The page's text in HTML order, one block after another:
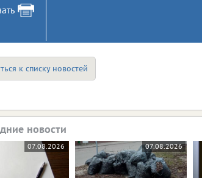
к списку новостей
новости
07.08.2026 07.08.2026